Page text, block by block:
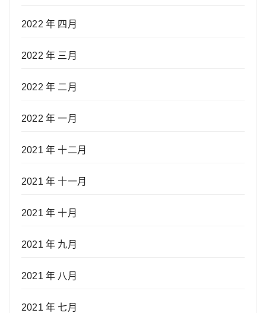
2022 年 四月
2022 年 三月
2022 年 二月
2022 年 一月
2021 年 十二月
2021 年 十一月
2021 年 十月
2021 年 九月
2021 年 八月
2021 年 七月